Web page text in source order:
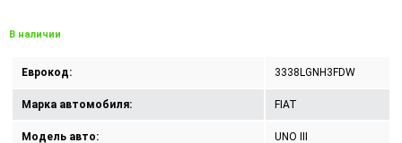
В наличии
Еврокод: 3338LGNH3FDW
Марка автомобиля: FIAT
Модель авто: UNO III
ДОП. УСЛУГИ
ВОПРОС-ОТВЕТ
КОНТАКТЫ